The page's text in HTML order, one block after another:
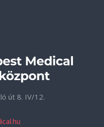
út 8. IV/12.